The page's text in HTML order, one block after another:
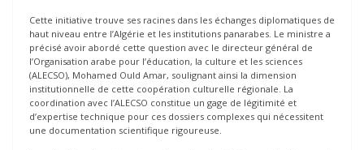
Cette initiative trouve ses racines dans les échanges diplomatiques de
haut niveau entre l’Algérie et les institutions panarabes. Le ministre a
précisé avoir abordé cette question avec le directeur général de
l’Organisation arabe pour l’éducation, la culture et les sciences
(ALECSO), Mohamed Ould Amar, soulignant ainsi la dimension
institutionnelle de cette coopération culturelle régionale. La
coordination avec l’ALECSO constitue un gage de légitimité et
d’expertise technique pour ces dossiers complexes qui nécessitent
une documentation scientifique rigoureuse.